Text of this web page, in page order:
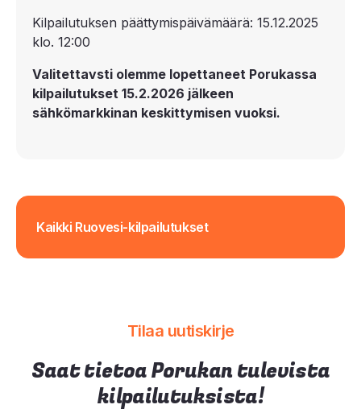
Kilpailutuksen päättymispäivämäärä: 15.12.2025
klo. 12:00
Valitettavsti olemme lopettaneet Porukassa
kilpailutukset 15.2.2026 jälkeen
sähkömarkkinan keskittymisen vuoksi.
Kaikki Ruovesi-kilpailutukset
Tilaa uutiskirje
Saat tietoa Porukan tulevista
kilpailutuksista!